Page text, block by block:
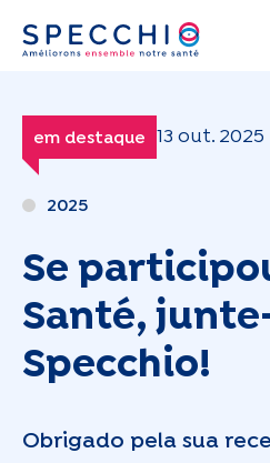
em destaque 13 out. 2025
2025
Se
Santé,
Specchio!
Obrigado pela sua